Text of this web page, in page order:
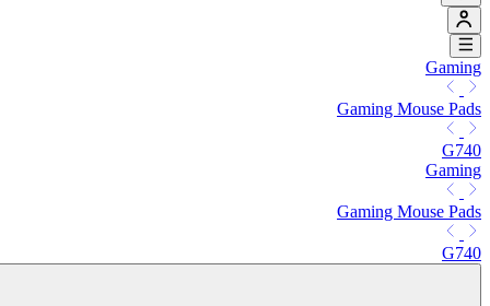
Gaming
Gaming Mouse Pads
G740
Gaming
Gaming Mouse Pads
G740